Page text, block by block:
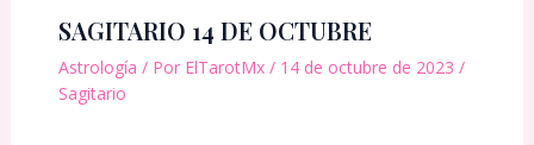
SAGITARIO 14 DE OCTUBRE
Astrología / Por ElTarotMx / 14 de octubre de 2023 /
Sagitario